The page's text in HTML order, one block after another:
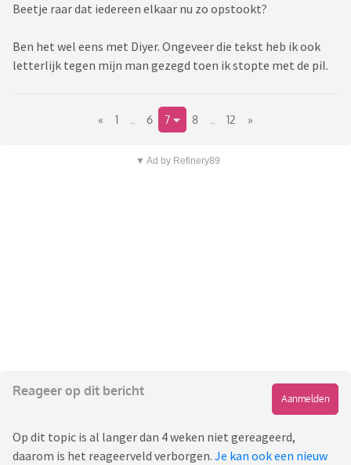
Beetje raar dat iedereen elkaar nu zo opstookt?
Ben het wel eens met Diyer. Ongeveer die tekst heb ik ook
letterlijk tegen mijn man gezegd toen ik stopte met de pil.
« 1 6 7 8 12 »
▼ Ad by Refinery89
Reageer op dit bericht
Aanmelden
Op dit topic is al langer dan 4 weken niet gereageerd,
daarom is het reageerveld verborgen. Je kan ook een nieuw